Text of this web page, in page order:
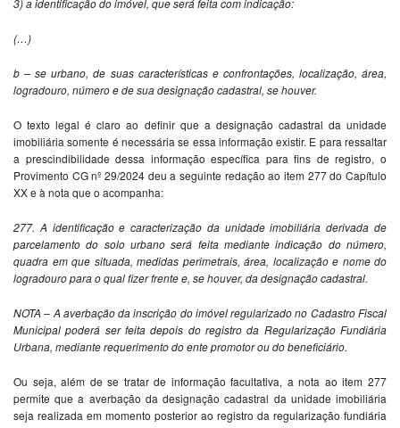
3) a identificação do imóvel, que será feita com indicação:
(…)
b – se urbano, de suas características e confrontações, localização, área,
logradouro, número e de sua designação cadastral, se houver.
O texto legal é claro ao definir que a designação cadastral da unidade
imobiliária somente é necessária se essa informação existir. E para ressaltar
a prescindibilidade dessa informação específica para fins de registro, o
Provimento CG nº 29/2024 deu a seguinte redação ao item 277 do Capítulo
XX e à nota que o acompanha:
277. A identificação e caracterização da unidade imobiliária derivada de
parcelamento do solo urbano será feita mediante indicação do número,
quadra em que situada, medidas perimetrais, área, localização e nome do
logradouro para o qual fizer frente e, sehouver, da designação cadastral.
NOTA – A averbação da inscrição do imóvel regularizado no Cadastro Fiscal
Municipal poderá ser feita depois do registro da Regularização Fundiária
Urbana, mediante requerimento do ente promotor ou do beneficiário.
Ou seja, além de se tratar de informação facultativa, a nota ao item 277
permite que a averbação da designação cadastral da unidade imobiliária
seja realizada em momento posterior ao registro da regularização fundiária